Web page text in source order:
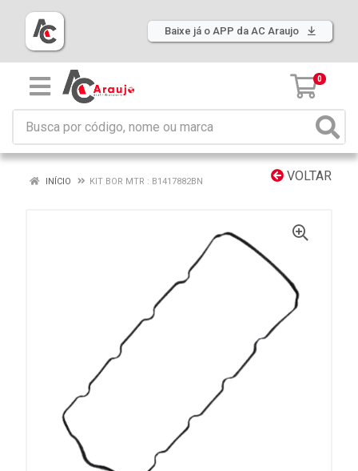
Baixe já o APP da AC Araujo
0
VOLTAR
INÍCIO KIT BOR MTR : B1417882BN